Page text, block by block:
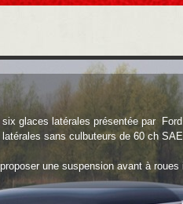
glaces latérales présentée par
sans culbuteurs de 60 ch
une suspension avant à